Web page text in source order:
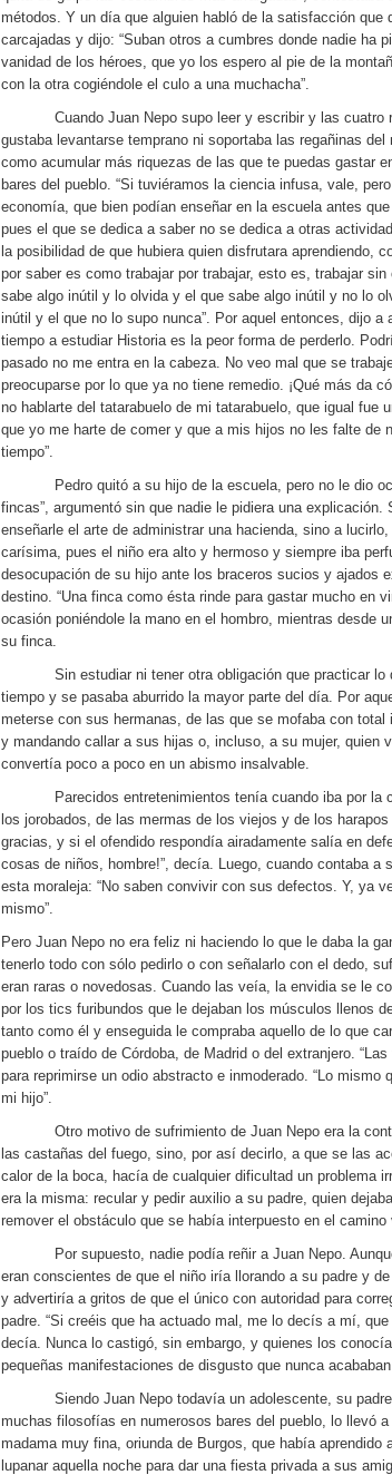
métodos. Y un día que alguien habló de la satisfacción
carcajadas y dijo: “Suban otros a cumbres donde nadie ha
vanidad de los héroes, que yo los espero al pie de la
con la otra cogiéndole el culo a una muchacha”.
Cuando Juan Nepo supo leer y escribir y las cuatro
gustaba levantarse temprano ni soportaba las regañinas
como acumular más riquezas de las que te puedas gastar
bares del pueblo. “Si tuviéramos la ciencia infusa, vale,
economía, que bien podían enseñar en la escuela antes
pues el que se dedica a saber no se dedica a otras
la posibilidad de que hubiera quien disfrutara aprendiendo,
por saber es como trabajar por trabajar, esto es, trabajar
sabe algo inútil y lo olvida y el que sabe algo inútil y no lo
inútil y el que no lo supo nunca”. Por aquel entonces, dijo a
tiempo a estudiar Historia es la peor forma de perderlo.
pasado no me entra en la cabeza. No veo mal que se
preocuparse por lo que ya no tiene remedio. ¡Qué más da
no hablarte del tatarabuelo de mi tatarabuelo, que igual
que yo me harte de comer y que a mis hijos no les falte de
tiempo”.
Pedro quitó a su hijo de la escuela, pero no le dio
fincas”, argumentó sin que nadie le pidiera una
enseñarle el arte de administrar una hacienda, sino a
carísima, pues el niño era alto y hermoso y siempre iba
desocupación de su hijo ante los braceros sucios y ajados
destino. “Una finca como ésta rinde para gastar mucho en
ocasión poniéndole la mano en el hombro, mientras desde
su finca.
Sin estudiar ni tener otra obligación que practicar lo
tiempo y se pasaba aburrido la mayor parte del día. Por
meterse con sus hermanas, de las que se mofaba con
y mandando callar a sus hijas o, incluso, a su mujer, quien
convertía poco a poco en un abismo insalvable.
Parecidos entretenimientos tenía cuando iba por la
los jorobados, de las mermas de los viejos y de los
gracias, y si el ofendido respondía airadamente salía en
cosas de niños, hombre!”, decía. Luego, cuando contaba
esta moraleja: “No saben convivir con sus defectos. Y, ya
mismo”.
Pero Juan Nepo no era feliz ni haciendo lo que le daba la
tenerlo todo con sólo pedirlo o con señalarlo con el dedo,
eran raras o novedosas. Cuando las veía, la envidia se le
por los tics furibundos que le dejaban los músculos llenos
tanto como él y enseguida le compraba aquello de lo que
pueblo o traído de Córdoba, de Madrid o del extranjero.
para reprimirse un odio abstracto e inmoderado. “Lo
mi hijo”.
Otro motivo de sufrimiento de Juan Nepo era la
las castañas del fuego, sino, por así decirlo, a que se las
calor de la boca, hacía de cualquier dificultad un problema
era la misma: recular y pedir auxilio a su padre, quien
remover el obstáculo que se había interpuesto en el camino
Por supuesto, nadie podía reñir a Juan Nepo. Aunque
eran conscientes de que el niño iría llorando a su padre y
y advertiría a gritos de que el único con autoridad para
padre. “Si creéis que ha actuado mal, me lo decís a mí,
decía. Nunca lo castigó, sin embargo, y quienes los
pequeñas manifestaciones de disgusto que nunca
Siendo Juan Nepo todavía un adolescente, su padre
muchas filosofías en numerosos bares del pueblo, lo llevó
madama muy fina, oriunda de Burgos, que había
lupanar aquella noche para dar una fiesta privada a sus